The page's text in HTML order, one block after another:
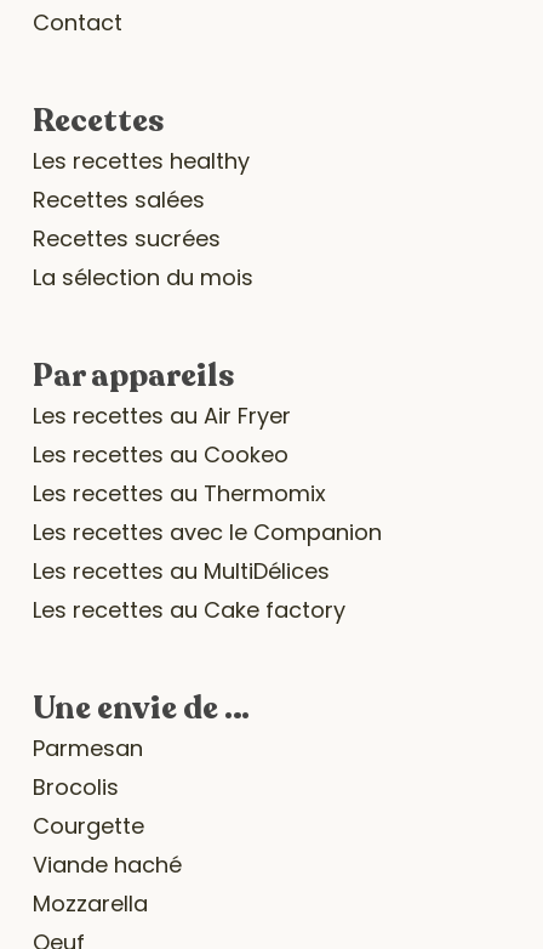
Contact
Recettes
Les recettes healthy
Recettes salées
Recettes sucrées
La sélection du mois
Par appareils
Les recettes au Air Fryer
Les recettes au Cookeo
Les recettes au Thermomix
Les recettes avec le Companion
Les recettes au MultiDélices
Les recettes au Cake factory
Une envie de …
Parmesan
Brocolis
Courgette
Viande haché
Mozzarella
Oeuf